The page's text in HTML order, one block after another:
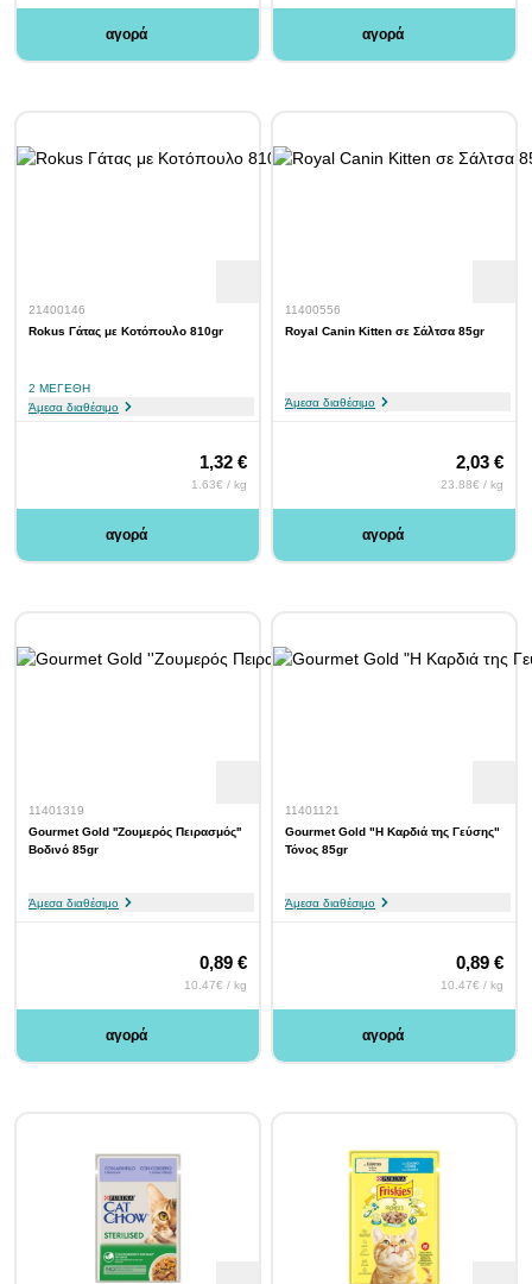
αγορά αγορά
21400146
Rokus Γάτας με Κοτόπουλο 810gr
2 ΜΕΓΈΘΗ
Άμεσα διαθέσιμο
1,32 €
1.63€ / kg
αγορά
11400556
Royal Canin Kitten σε Σάλτσα 85gr
Άμεσα διαθέσιμο
2,03 €
23.88€ / kg
αγορά
11401319
Gourmet Gold ''Ζουμερός Πειρασμός''
Βοδινό 85gr
Άμεσα διαθέσιμο
0,89 €
10.47€ / kg
αγορά
11401121
Gourmet Gold "Η Καρδιά της Γεύσης"
Τόνος 85gr
Άμεσα διαθέσιμο
0,89 €
10.47€ / kg
αγορά